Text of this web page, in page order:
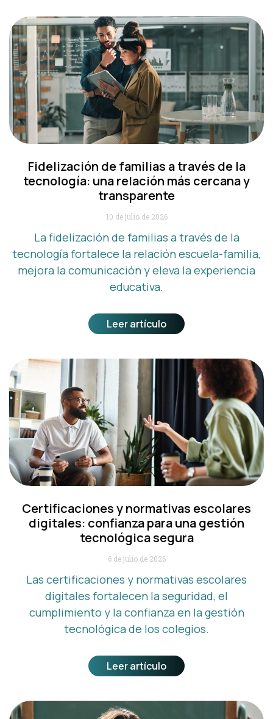
Fidelización de familias a través de la
tecnología: una relación más cercana y
transparente
10 de julio de 2026
La fidelización de familias a través de la
tecnología fortalece la relación escuela-familia,
mejora la comunicación y eleva la experiencia
educativa.
Leer artículo
Certificaciones y normativas escolares
digitales: confianza para una gestión
tecnológica segura
6 de julio de 2026
Las certificaciones y normativas escolares
digitales fortalecen la seguridad, el
cumplimiento y la confianza en la gestión
tecnológica de los colegios.
Leer artículo